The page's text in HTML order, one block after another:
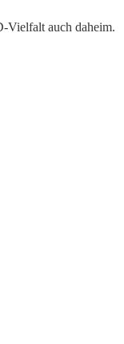
Vielfalt auch daheim.